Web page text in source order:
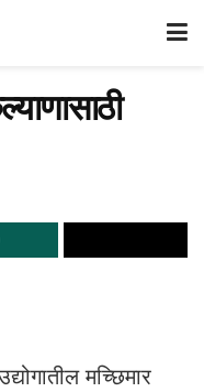
मच्छिमार